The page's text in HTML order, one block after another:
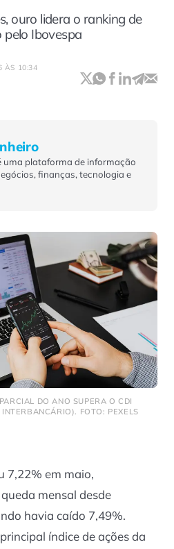
ouro lidera o ranking de
pelo Ibovespa
ÀS 10:34
uma plataforma de informação
finanças, tecnologia e
DO ANO SUPERA O CDI
FOTO: PEXELS
7,22% em maio,
mensal desde
havia caído 7,49%.
índice de ações da